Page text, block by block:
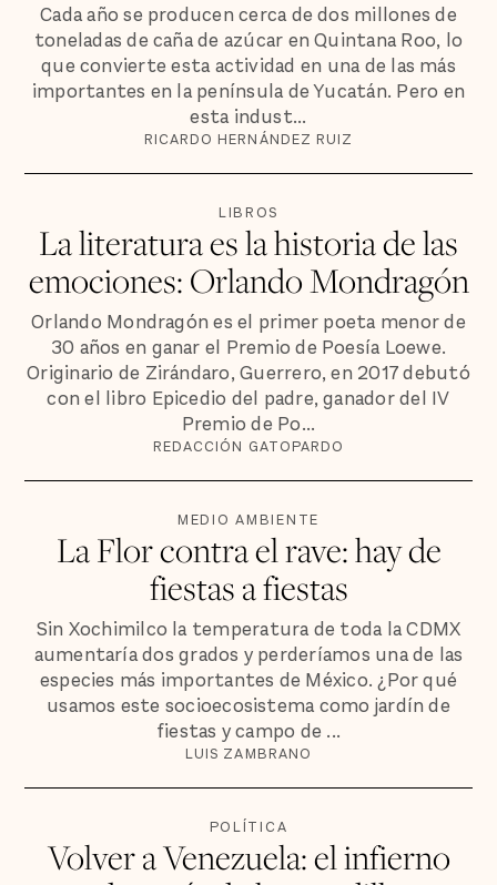
Cada año se producen cerca de dos millones de
toneladas de caña de azúcar en Quintana Roo, lo
que convierte esta actividad en una de las más
importantes en la península de Yucatán. Pero en
esta indust...
RICARDO HERNÁNDEZ RUIZ
LIBROS
La literatura es la historia de las
emociones: Orlando Mondragón
Orlando Mondragón es el primer poeta menor de
30 años en ganar el Premio de Poesía Loewe.
Originario de Zirándaro, Guerrero, en 2017 debutó
con el libro Epicedio del padre, ganador del IV
Premio de Po...
REDACCIÓN GATOPARDO
MEDIO AMBIENTE
La Flor contra el rave: hay de
fiestas a fiestas
Sin Xochimilco la temperatura de toda la CDMX
aumentaría dos grados y perderíamos una de las
especies más importantes de México. ¿Por qué
usamos este socioecosistema como jardín de
fiestas y campo de ...
LUIS ZAMBRANO
POLÍTICA
Volver a Venezuela: el infierno